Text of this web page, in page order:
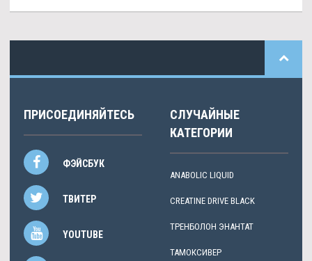
ПРИСОЕДИНЯЙТЕСЬ
ФЭЙСБУК
ТВИТЕР
YOUTUBE
СЛУЧАЙНЫЕ
КАТЕГОРИИ
ANABOLIC LIQUID
CREATINE DRIVE BLACK
ТРЕНБОЛОН ЭНАНТАТ
ТАМОКСИВЕР